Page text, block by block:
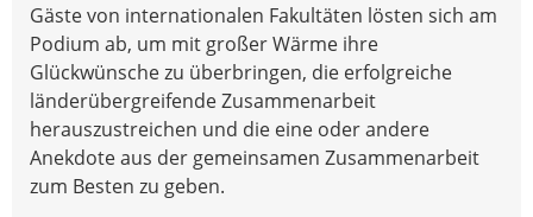
Gäste von internationalen Fakultäten lösten sich am
Podium ab, um mit großer Wärme ihre
Glückwünsche zu überbringen, die erfolgreiche
länderübergreifende Zusammenarbeit
herauszustreichen und die eine oder andere
Anekdote aus der gemeinsamen Zusammenarbeit
zum Besten zu geben.